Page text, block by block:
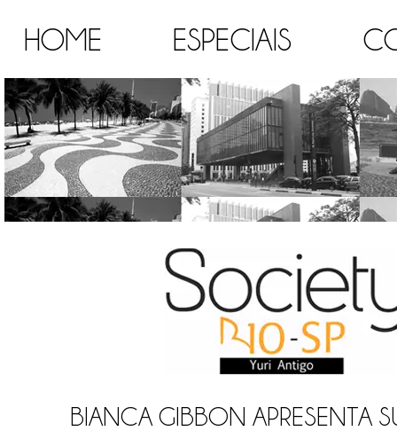
HOME ESPECIAIS
BIANCA GIBBON APRESENTA